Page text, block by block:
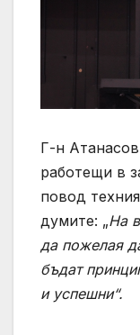
Г-н
работещи в
повод
думите: „На
да пожелая
бъдат
и успешни“.